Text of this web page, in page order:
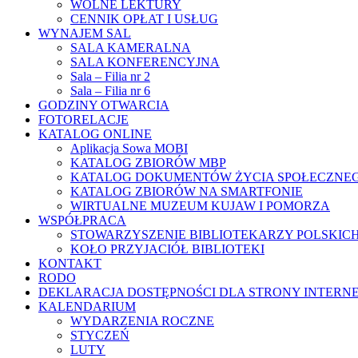
WOLNE LEKTURY
CENNIK OPŁAT I USŁUG
WYNAJEM SAL
SALA KAMERALNA
SALA KONFERENCYJNA
Sala – Filia nr 2
Sala – Filia nr 6
GODZINY OTWARCIA
FOTORELACJE
KATALOG ONLINE
Aplikacja Sowa MOBI
KATALOG ZBIORÓW MBP
KATALOG DOKUMENTÓW ŻYCIA
KATALOG ZBIORÓW NA SMARTFONIE
WIRTUALNE MUZEUM KUJAW I POMORZA
WSPÓŁPRACA
STOWARZYSZENIE BIBLIOTEKARZY
KOŁO PRZYJACIÓŁ BIBLIOTEKI
KONTAKT
RODO
DEKLARACJA DOSTĘPNOŚCI DLA STRONY
KALENDARIUM
WYDARZENIA ROCZNE
STYCZEŃ
LUTY